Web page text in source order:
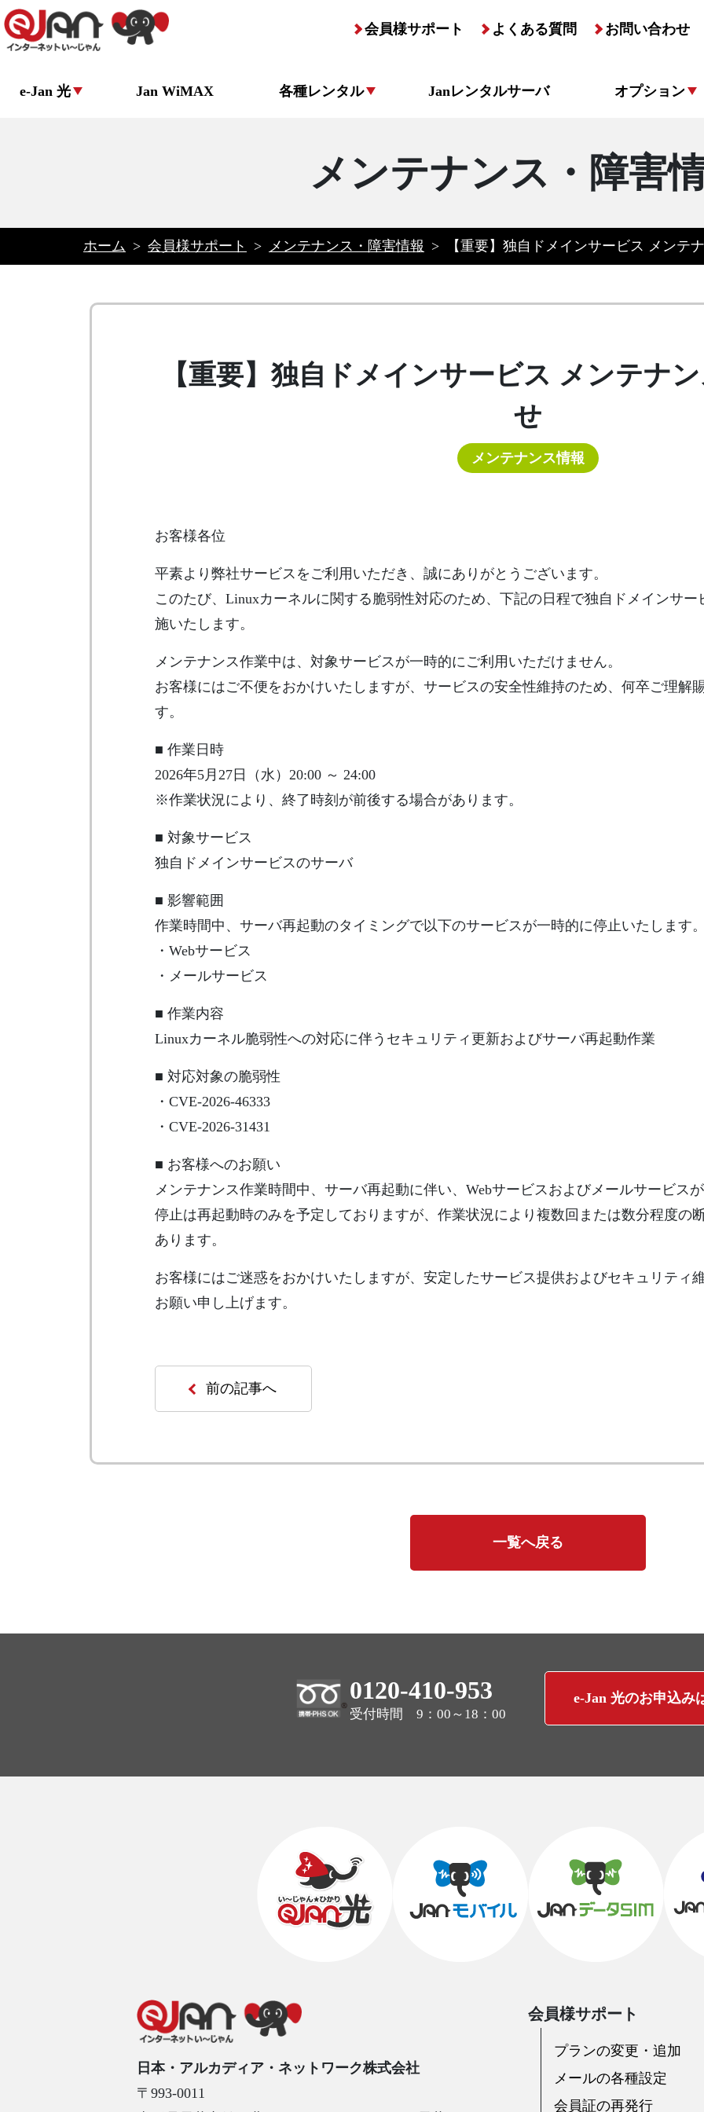
会員様サポート よくある質問 お問い合わせ
e-Jan 光 Jan WiMAX 各種レンタル Janレンタルサーバ オプション
メンテナンス・障害
ホーム > 会員様サポート > メンテナンス・障害情報 > 【重要】独自ドメインサービス メンテ
【重要】独自ドメインサービス メンテナ
せ
メンテナンス情報
お客様各位
平素より弊社サービスをご利用いただき、誠にありがとうございます。
このたび、Linuxカーネルに関する脆弱性対応のため、下記の日程で独自ドメインサ
施いたします。
メンテナンス作業中は、対象サービスが一時的にご利用いただけません。
お客様にはご不便をおかけいたしますが、サービスの安全性維持のため、何卒ご理解
す。
■ 作業日時
2026年5月27日（水）20:00 ～ 24:00
※作業状況により、終了時刻が前後する場合があります。
■ 対象サービス
独自ドメインサービスのサーバ
■ 影響範囲
作業時間中、サーバ再起動のタイミングで以下のサービスが一時的に停止いたします
・Webサービス
・メールサービス
■ 作業内容
Linuxカーネル脆弱性への対応に伴うセキュリティ更新およびサーバ再起動作業
■ 対応対象の脆弱性
・CVE-2026-46333
・CVE-2026-31431
■ お客様へのお願い
メンテナンス作業時間中、サーバ再起動に伴い、Webサービスおよびメールサービス
停止は再起動時のみを予定しておりますが、作業状況により複数回または数分程度の
あります。
お客様にはご迷惑をおかけいたしますが、安定したサービス提供およびセキュリティ
お願い申し上げます。
前の記事へ
一覧へ戻る
0120-410-953
受付時間 9：00～18：00
e-Jan 光のお申込み
日本・アルカディア・ネットワーク株式会社
〒993-0011
会員様サポート
プランの変更・追加
メールの各種設定
会員証の再発行